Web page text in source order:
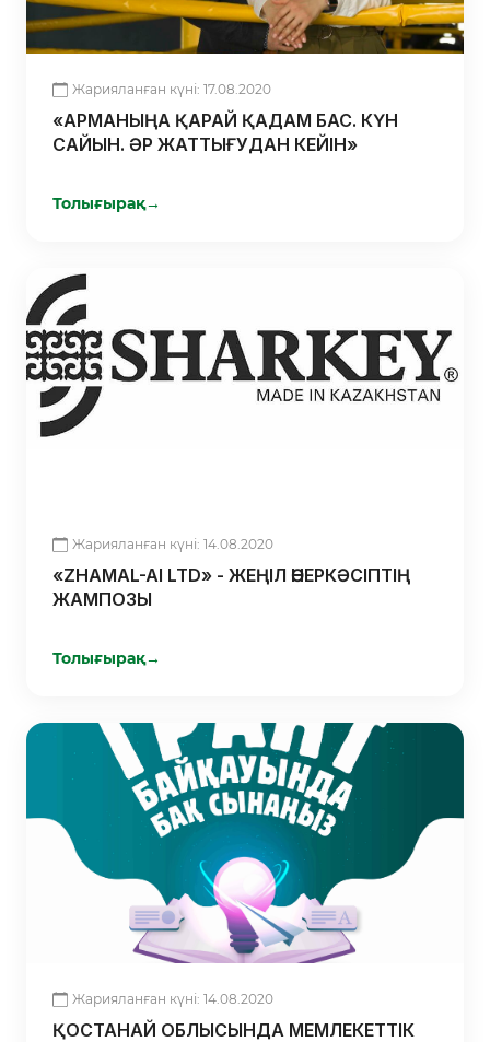
Жарияланған күні: 17.08.2020
«АРМАНЫҢА ҚАРАЙ ҚАДАМ БАС. КҮН
САЙЫН. ӘР ЖАТТЫҒУДАН КЕЙІН»
Толығырақ→
Жарияланған күні: 14.08.2020
«ZHAMAL-AI LTD» - ЖЕҢІЛ ӨНЕРКӘСІПТІҢ
ЖАМПОЗЫ
Толығырақ→
Жарияланған күні: 14.08.2020
ҚОСТАНАЙ ОБЛЫСЫНДА МЕМЛЕКЕТТІК